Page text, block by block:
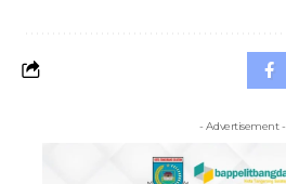
- Advertisement -